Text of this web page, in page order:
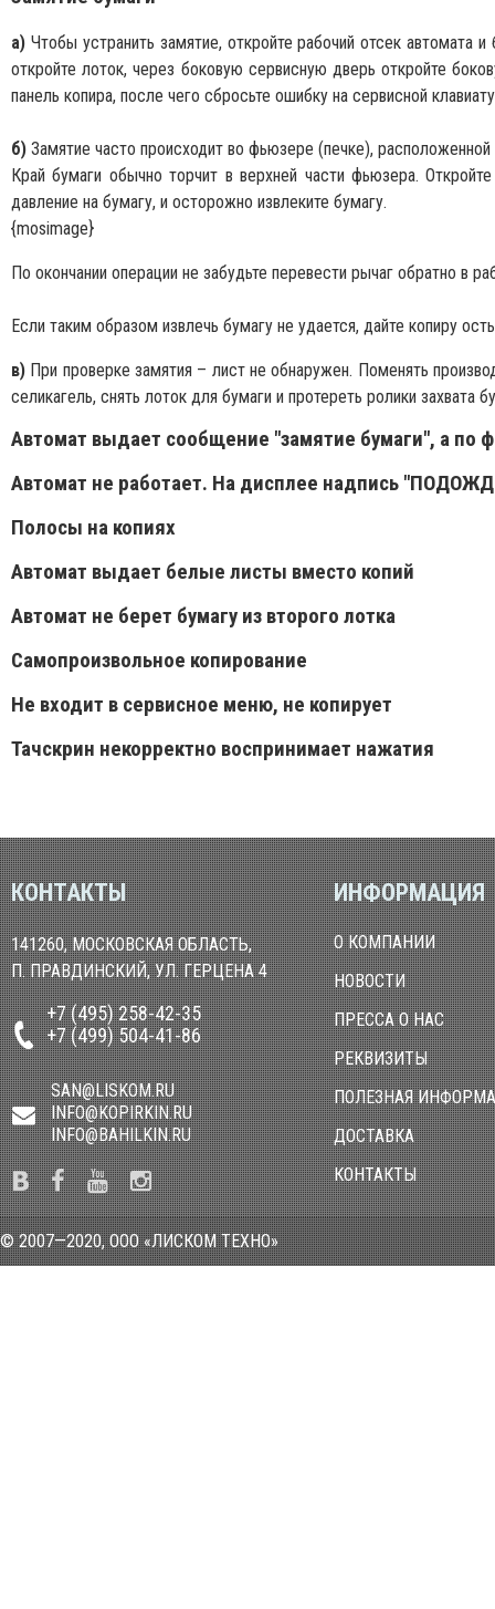
а) Чтобы устранить замятие, откройте рабочий отсек автомата
откройте лоток, через боковую сервисную дверь откройте
панель копира, после чего сбросьте ошибку на сервисной
б) Замятие часто происходит во фьюзере (печке), расположенной
Край бумаги обычно торчит в верхней части фьюзера.
давление на бумагу, и осторожно извлеките бумагу.
{mosimage}
По окончании операции не забудьте перевести рычаг обратно в
Если таким образом извлечь бумагу не удается, дайте
в) При проверке замятия – лист не обнаружен. Поменять
селикагель, снять лоток для бумаги и протереть ролики
Автомат выдает сообщение "замятие бумаги", а по
Автомат не работает. На дисплее надпись
Полосы на копиях
Автомат выдает белые листы вместо копий
Автомат не берет бумагу из второго лотка
Самопроизвольное копирование
Не входит в сервисное меню, не копирует
Тачскрин некорректно воспринимает нажатия
КОНТАКТЫ
141260, МОСКОВСКАЯ ОБЛАСТЬ,
П. ПРАВДИНСКИЙ, УЛ. ГЕРЦЕНА 4
+7 (495) 258-42-35
+7 (499) 504-41-86
SAN@LISKOM.RU
INFO@KOPIRKIN.RU
INFO@BAHILKIN.RU
ИНФОРМАЦИЯ
О КОМПАНИИ
НОВОСТИ
ПРЕССА О НАС
РЕКВИЗИТЫ
ПОЛЕЗНАЯ
ДОСТАВКА
КОНТАКТЫ
© 2007—2020, ООО «ЛИСКОМ ТЕХНО»